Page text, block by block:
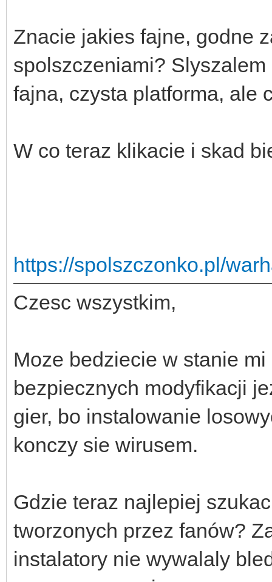
Znacie jakies fajne, godne
spolszczeniami?
fajna, czysta platforma, ale
W co teraz klikacie i skad
https://spolszczonko.pl/
Czesc wszystkim,
Moze bedziecie w stanie
bezpiecznych modyfikacji
gier, bo instalowanie
konczy sie wirusem.
Gdzie teraz najlepiej
tworzonych przez fanów?
instalatory nie wywalaly